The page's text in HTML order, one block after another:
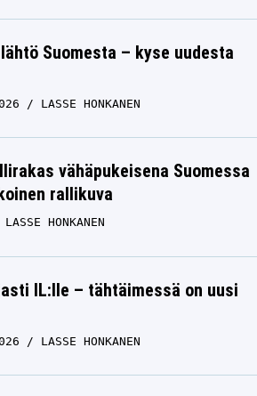
Suomesta – kyse uudesta
LASSE HONKANEN
vähäpukeisena Suomessa
rallikuva
LASSE HONKANEN
IL:lle – tähtäimessä on uusi
LASSE HONKANEN